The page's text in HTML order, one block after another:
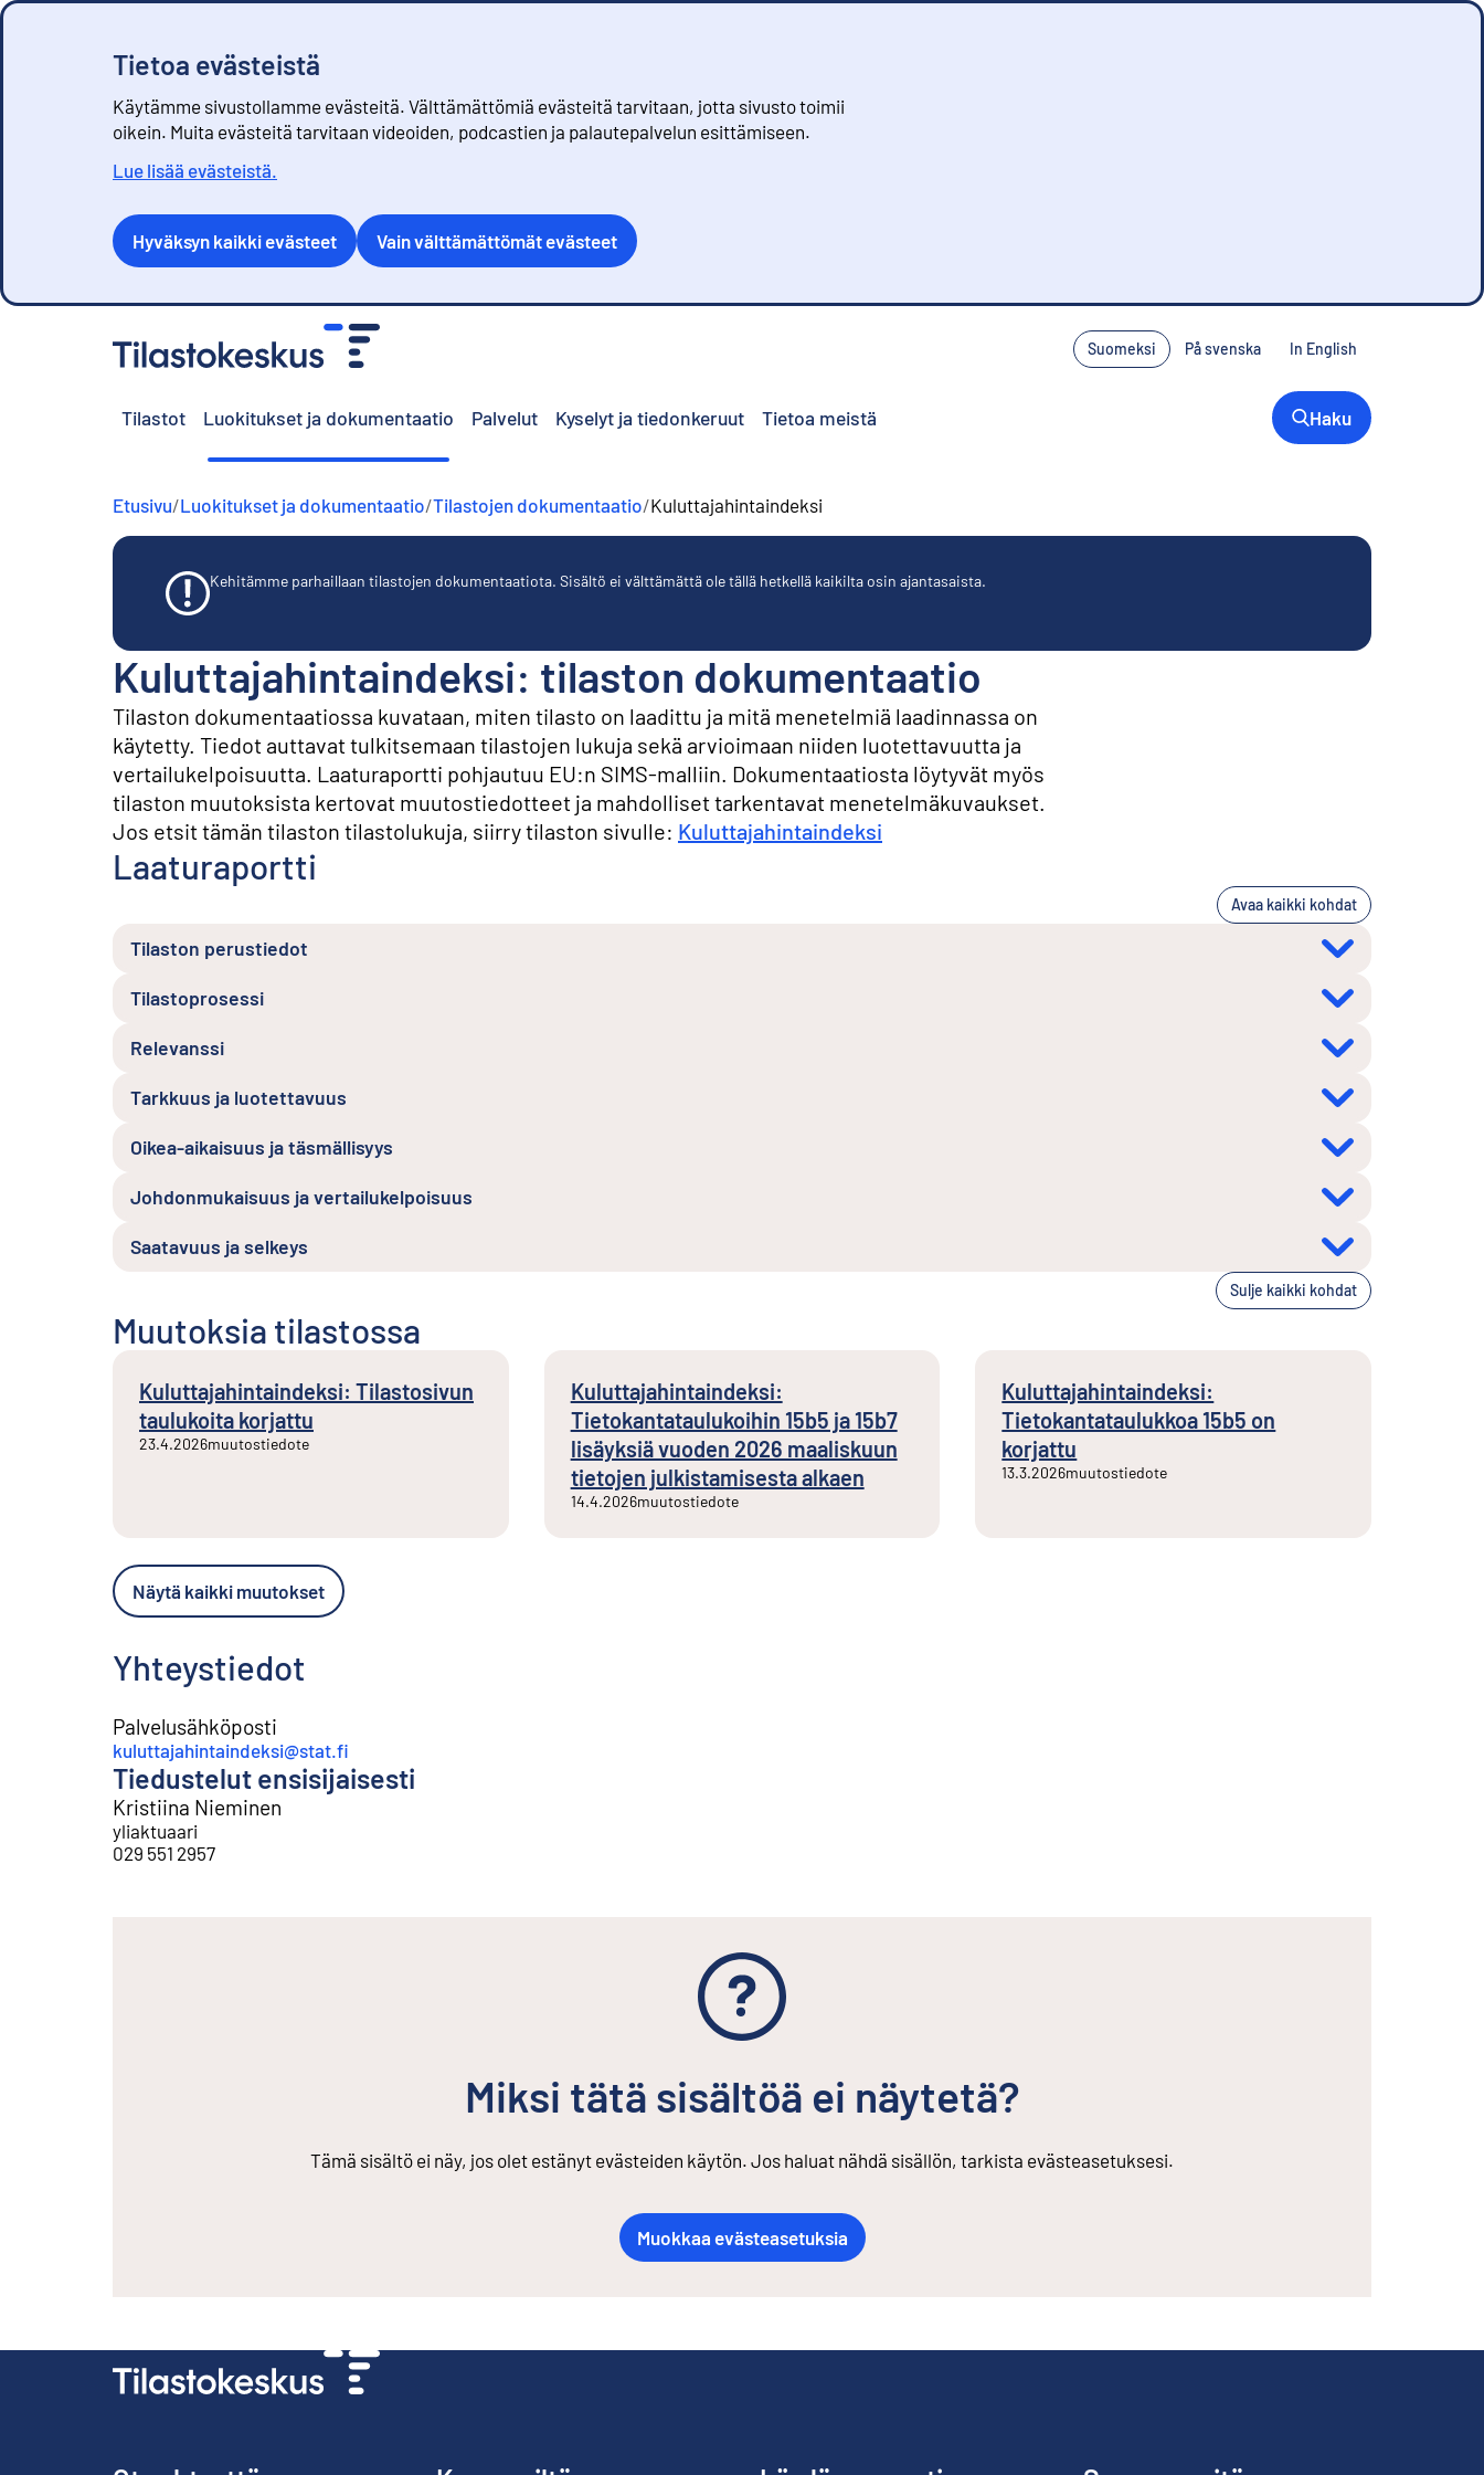
Tietoa evästeistä
Käytämme sivustollamme evästeitä. Välttämättömiä evästeitä tarvitaan, jotta sivusto toimii
oikein. Muita evästeitä tarvitaan videoiden, podcastien ja palautepalvelun esittämiseen.
Lue lisää evästeistä.
Hyväksyn kaikki evästeet Vain välttämättömät evästeet
Suomeksi På svenska In English
Tilastot Luokitukset ja dokumentaatio Palvelut Kyselyt ja tiedonkeruut Tietoa meistä Haku
Etusivu/Luokitukset ja dokumentaatio/Tilastojen dokumentaatio/Kuluttajahintaindeksi
Kehitämme parhaillaan tilastojen dokumentaatiota. Sisältö ei välttämättä ole tällä hetkellä kaikilta osin ajantasaista.
Kuluttajahintaindeksi: tilaston dokumentaatio
Tilaston dokumentaatiossa kuvataan, miten tilasto on laadittu ja mitä menetelmiä laadinnassa on
käytetty. Tiedot auttavat tulkitsemaan tilastojen lukuja sekä arvioimaan niiden luotettavuutta ja
vertailukelpoisuutta. Laaturaportti pohjautuu EU:n SIMS-malliin. Dokumentaatiosta löytyvät myös
tilaston muutoksista kertovat muutostiedotteet ja mahdolliset tarkentavat menetelmäkuvaukset.
Jos etsit tämän tilaston tilastolukuja, siirry tilaston sivulle: Kuluttajahintaindeksi
Laaturaportti
Avaa kaikki kohdat
Tilaston perustiedot
Tilastoprosessi
Relevanssi
Tarkkuus ja luotettavuus
Oikea-aikaisuus ja täsmällisyys
Johdonmukaisuus ja vertailukelpoisuus
Saatavuus ja selkeys
Sulje kaikki kohdat
Muutoksia tilastossa
Kuluttajahintaindeksi: Tilastosivun
taulukoita korjattu
23.4.2026muutostiedote
Kuluttajahintaindeksi:
Tietokantataulukoihin 15b5 ja 15b7
lisäyksiä vuoden 2026 maaliskuun
tietojen julkistamisesta alkaen
14.4.2026muutostiedote
Kuluttajahintaindeksi:
Tietokantataulukkoa 15b5 on
korjattu
13.3.2026muutostiedote
Näytä kaikki muutokset
Yhteystiedot
Palvelusähköposti
kuluttajahintaindeksi@stat.fi
Tiedustelut ensisijaisesti
Kristiina Nieminen
yliaktuaari
029 551 2957
Miksi tätä sisältöä ei näytetä?
Tämä sisältö ei näy, jos olet estänyt evästeiden käytön. Jos haluat nähdä sisällön, tarkista evästeasetuksesi.
Muokkaa evästeasetuksia